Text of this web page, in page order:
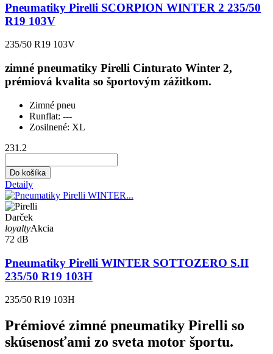
Pneumatiky Pirelli SCORPION WINTER 2 235/50
R19 103V
235/50 R19 103V
zimné pneumatiky Pirelli Cinturato Winter 2,
prémiová kvalita so športovým zážitkom.
Zimné pneu
Runflat: ---
Zosilnené: XL
231.2
Do košíka
Detaily
Darček
loyaltyAkcia
72 dB
Pneumatiky Pirelli WINTER SOTTOZERO S.II
235/50 R19 103H
235/50 R19 103H
Prémiové zimné pneumatiky Pirelli so
skúsenosťami zo sveta motor športu.